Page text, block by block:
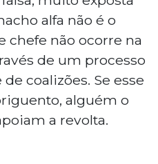
alfa não é o
chefe não ocorre na
de um processo
coalizões. Se esse
alguém o
a revolta.